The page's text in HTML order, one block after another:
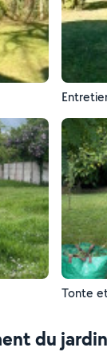
Tonte
du jardin